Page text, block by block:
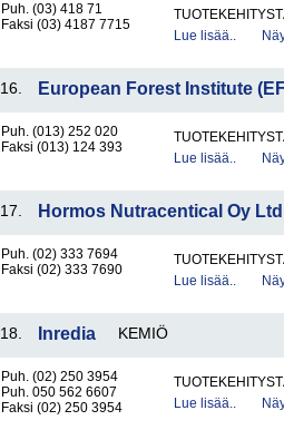
Puh. (03) 418 71
Faksi (03) 4187 7715
Lue lisää..
16. European Forest Institute
Puh. (013) 252 020
Faksi (013) 124 393
Lue lisää..
17. Hormos Nutracentical Oy Ltd
Puh. (02) 333 7694
Faksi (02) 333 7690
Lue lisää..
18. Inredia KEMIÖ
Puh. (02) 250 3954
Puh. 050 562 6607
Faksi (02) 250 3954
Lue lisää..